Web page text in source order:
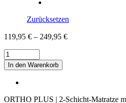
Zurücksetzen
119,95 € – 249,95 €
Orthopädische
Hundematratze
STUART
ORTHO
Menge
In den Warenkorb
ORTHO PLUS | 2-Schicht-Matratze